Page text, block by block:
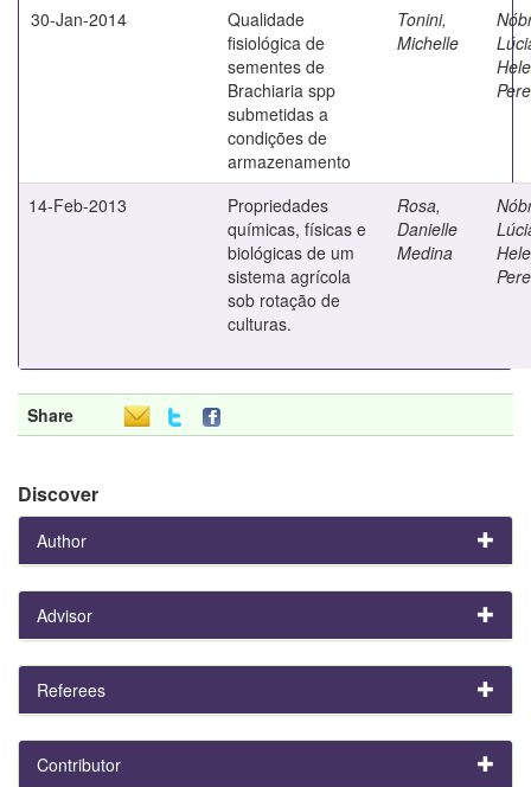
30-Jan-2014
Qualidade
fisiológica de
sementes de
Brachiaria spp
submetidas a
condições de
armazenamento
Tonini,
Michelle
14-Feb-2013
Propriedades
químicas, físicas e
biológicas de um
sistema agrícola
sob rotação de
culturas.
Rosa,
Danielle
Medina
Share
Discover
Author
Advisor
Referees
Contributor